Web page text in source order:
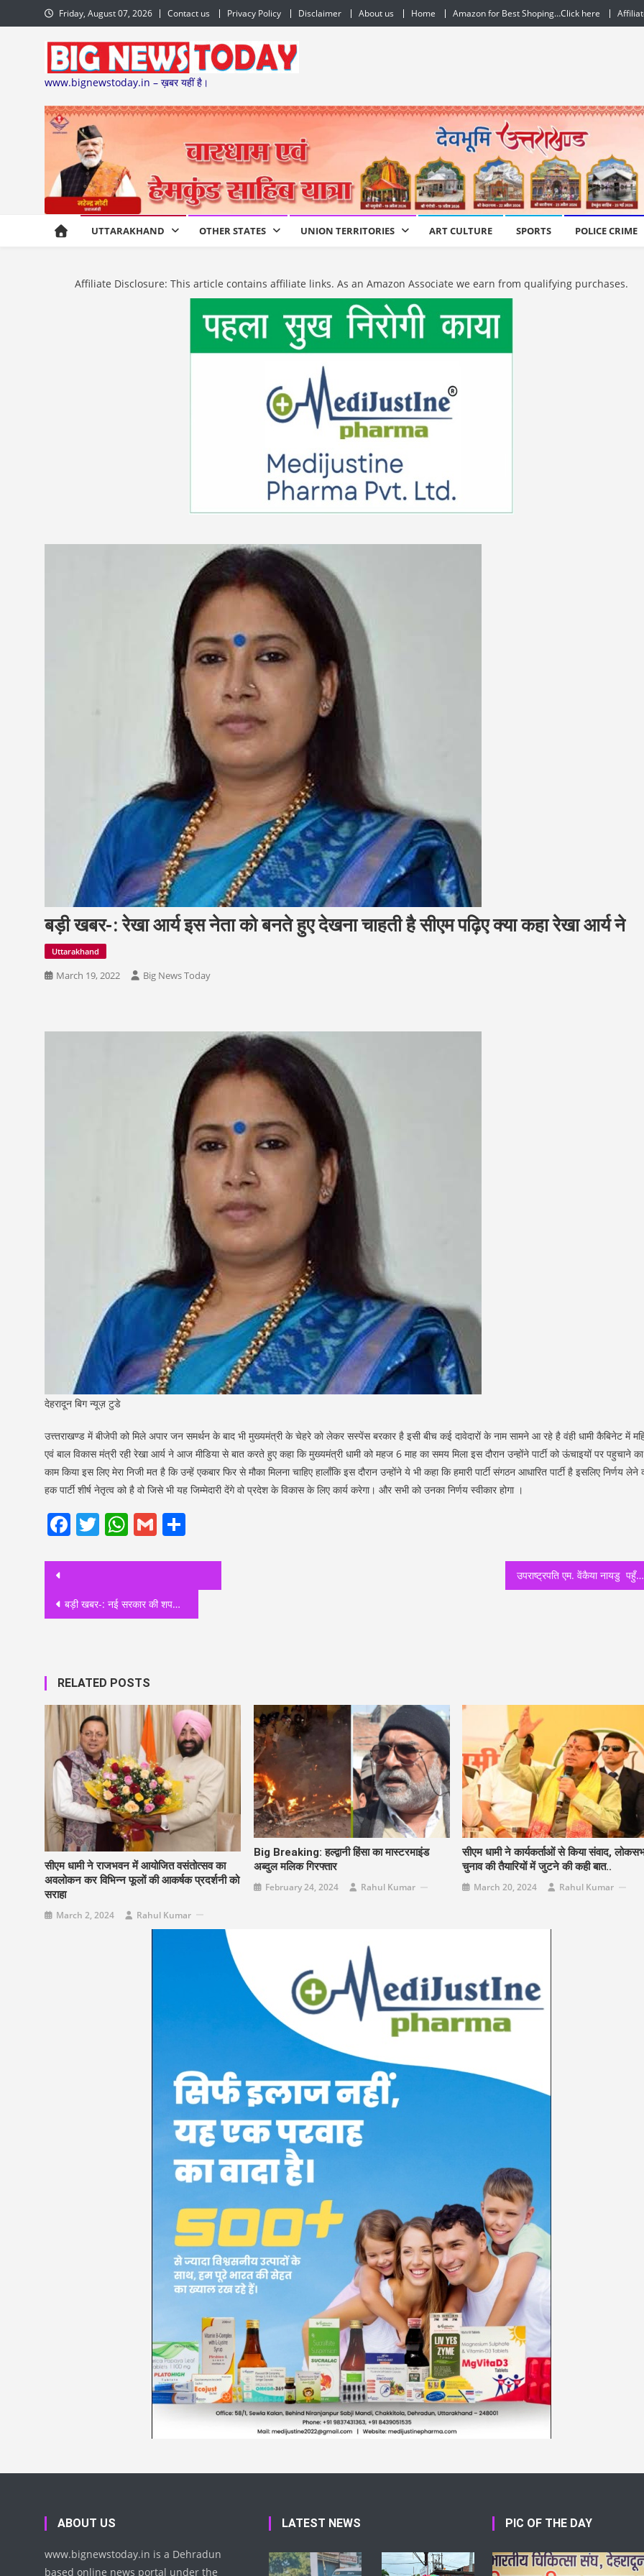
to
Friday, August 07, 2026 Contact us Privacy Policy Disclaimer About us Home Amazon for Best Shoping…Click here
www.bignewstoday.in – ख़बर यहीं है।
UTTARAKHAND OTHER STATES UNION TERRITORIES ART CULTURE SPORTS POLICE CRIME
Affiliate Disclosure: This article contains affiliate links. As an Amazon Associate we earn from qualifying purchases.
बड़ी खबर-: रेखा आर्य इस नेता को बनते हुए देखना चाहती है सीएम पढ़िए क्या कहा रेखा आर्य ने
Uttarakhand
March 19, 2022 Big News Today
देहरादून बिग न्यूज़ टुडे
उत्त्तराखण्ड में बीजेपी को मिले अपार जन समर्थन के बाद भी मुख्यमंत्री के चेहरे को लेकर सस्पेंस बरकार है इसी बीच कई दावेदारों के नाम सामने आ रहे है वंही धामी कैबिनेट में
एवं बाल विकास मंत्री रही रेखा आर्य ने आज मीडिया से बात करते हुए कहा कि मुख्यमंत्री धामी को महज 6 माह का समय मिला इस दौरान उन्होंने पार्टी को ऊंचाइयों पर पहुचाने का
काम किया इस लिए मेरा निजी मत है कि उन्हें एकबार फिर से मौका मिलना चाहिए हालाँकि इस दौरान उन्होंने ये भी कहा कि हमारी पार्टी संगठन आधारित पार्टी है इसलिए निर्णय लेने
हक पार्टी शीर्ष नेतृत्व को है वो जिसे भी यह जिम्मेदारी देंगे वो प्रदेश के विकास के लिए कार्य करेगा। और सभी को उनका निर्णय स्वीकार होगा ।
Facebook
Twitter
WhatsApp
Gmail
Post
navigation
बड़ी खबर-: नई सरकार की शपथ ग्रहण में शामिल होंगे पीएम, जानिए कौन कौन आएगा बताया मदन कौशिक ने
उपराष्ट्रपति एम. वेंकैया नायडु पहुँचे हरिद्वार स्थित देव संस्कृति विश्वविद्यालय
RELATED POSTS
सीएम धामी ने राजभवन में आयोजित वसंतोत्सव का
अवलोकन कर विभिन्न फूलों की आकर्षक प्रदर्शनी को
सराहा
March 2, 2024 Rahul Kumar
Big Breaking: हल्द्वानी हिंसा का मास्टरमाइंड
अब्दुल मलिक गिरफ्तार
February 24, 2024 Rahul Kumar
सीएम धामी ने कार्यकर्ताओं से किया संवाद,
चुनाव की तैयारियों में जुटने की कही बात..
March 20, 2024 Rahul Kumar
ABOUT US
www.bignewstoday.in is a Dehradun
based online news portal under the
LATEST NEWS PIC OF THE DAY